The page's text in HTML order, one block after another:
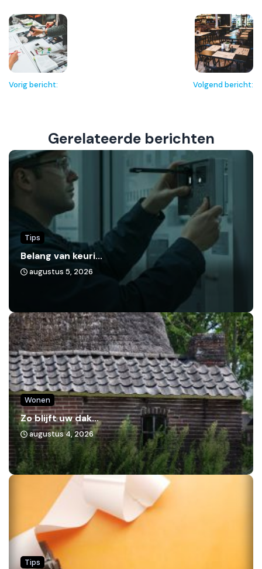
Vorig bericht: Volgend bericht:
Gerelateerde berichten
Tips
Belang van keuri...
augustus 5, 2026
Wonen
Zo blijft uw dak...
augustus 4, 2026
Tips